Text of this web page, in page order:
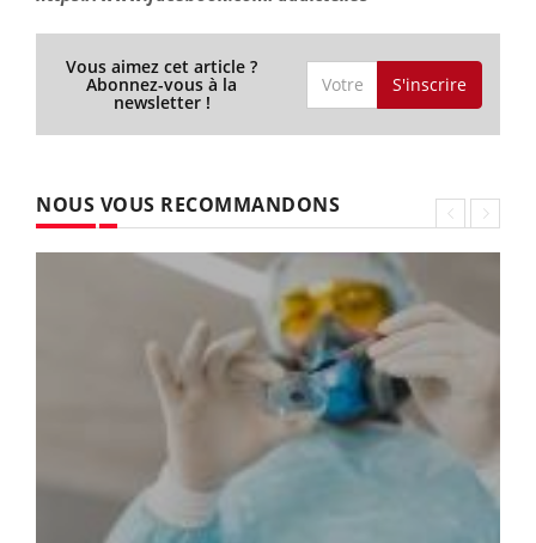
Vous aimez cet article ?
Abonnez-vous à la
newsletter !
S'inscrire
NOUS VOUS RECOMMANDONS